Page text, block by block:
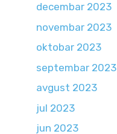
decembar 2023
novembar 2023
oktobar 2023
septembar 2023
avgust 2023
jul 2023
jun 2023